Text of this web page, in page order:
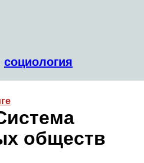
социология
обществ